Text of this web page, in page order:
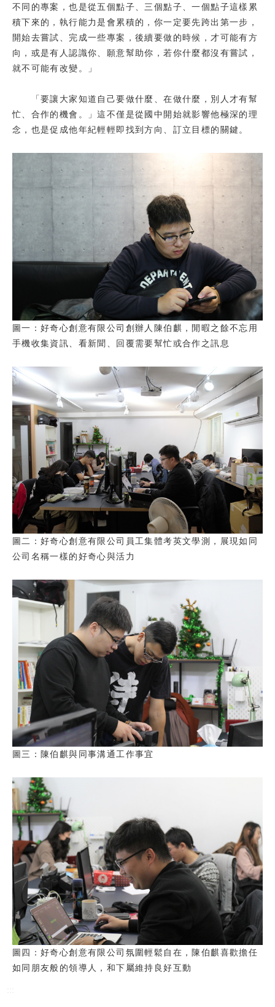
不同的專案，也是從五個點子、三個點子、一個點子這樣累
積下來的，執行能力是會累積的，你一定要先跨出第一步，
開始去嘗試、完成一些專案，後續要做的時候，才可能有方
向，或是有人認識你、願意幫助你，若你什麼都沒有嘗試，
就不可能有改變。」
「要讓大家知道自己要做什麼、在做什麼，別人才有幫
忙、合作的機會。」這不僅是從國中開始就影響他極深的理
念，也是促成他年紀輕輕即找到方向、訂立目標的關鍵。
圖一：好奇心創意有限公司創辦人陳伯麒，閒暇之餘不忘用
手機收集資訊、看新聞、回覆需要幫忙或合作之訊息
圖二：好奇心創意有限公司員工集體考英文學測，展現如同
公司名稱一樣的好奇心與活力
圖三：陳伯麒與同事溝通工作事宜
圖四：好奇心創意有限公司氛圍輕鬆自在，陳伯麒喜歡擔任
如同朋友般的領導人，和下屬維持良好互動